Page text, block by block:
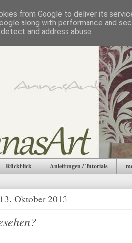
Rückblick Anleitungen / Tutorials
Oktober 2013
from Google to deliver its
along with performance and
and address abuse.